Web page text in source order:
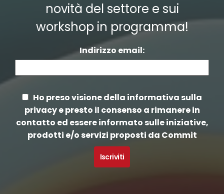
novità del settore e sui
workshop in programma!
Indirizzo email:
Ho preso visione della informativa sulla
privacy e presto il consenso a rimanere in
contatto ed essere informato sulle iniziative,
prodotti e/o servizi proposti da Commit